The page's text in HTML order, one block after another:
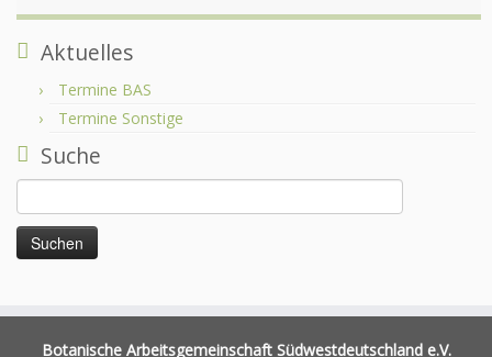
Aktuelles
Termine BAS
Termine Sonstige
Suche
Suchen
nach:
Botanische Arbeitsgemeinschaft Südwestdeutschland e.V.